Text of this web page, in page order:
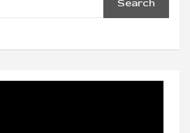
Search